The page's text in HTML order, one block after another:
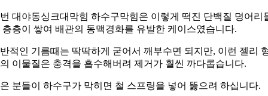
대야동싱크대막힘 하수구막힘은 이렇게 떡진 단백질 덩어리
층층이 쌓여 배관의 동맥경화를 유발한 케이스였습니다.
적인 기름때는 딱딱하게 굳어서 깨부수면 되지만, 이런 젤리
이물질은 충격을 흡수해버려 제거가 훨씬 까다롭습니다.
분들이 하수구가 막히면 철 스프링을 넣어 뚫으려 하십니다.